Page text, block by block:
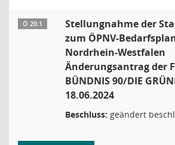
Ö 20.1
Stellungnahme der
zum ÖPNV-
Nordrhein-Westfalen
Änderungsantrag der
BÜNDNIS 90/DIE
18.06.2024
Beschluss: geändert